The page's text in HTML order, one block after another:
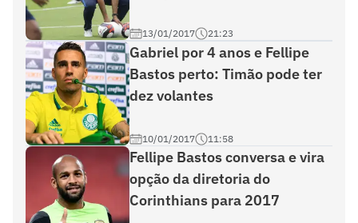
13/01/2017 21:23
Gabriel por 4 anos e Fellipe
Bastos perto: Timão pode ter
dez volantes
10/01/2017 11:58
Fellipe Bastos conversa e vira
opção da diretoria do
Corinthians para 2017